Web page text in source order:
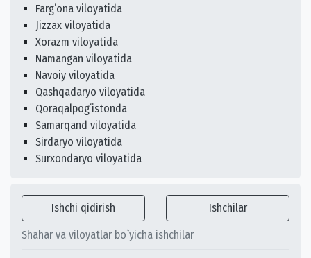
Fargʻona viloyatida
Jizzax viloyatida
Xorazm viloyatida
Namangan viloyatida
Navoiy viloyatida
Qashqadaryo viloyatida
Qoraqalpogʻistonda
Samarqand viloyatida
Sirdaryo viloyatida
Surxondaryo viloyatida
Ishchi qidirish Ishchilar
Shahar va viloyatlar bo`yicha ishchilar